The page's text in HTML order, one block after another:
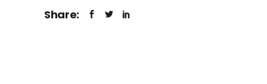
Share: